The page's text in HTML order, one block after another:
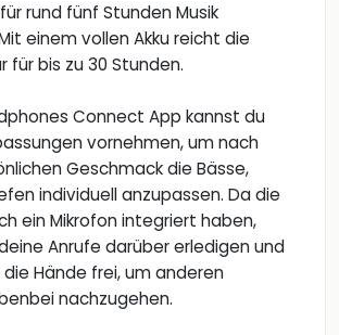
rund fünf Stunden Musik
einem vollen Akku reicht die
für bis zu 30 Stunden.
Connect App kannst du
vornehmen, um nach
Geschmack die Bässe,
individuell anzupassen. Da die
ein Mikrofon integriert haben,
Anrufe darüber erledigen und
Hände frei, um anderen
nachzugehen.